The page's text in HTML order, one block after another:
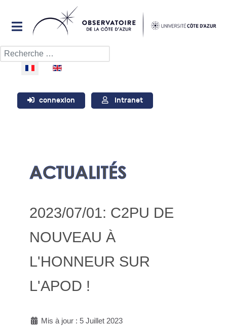
Rechercher
Sélectionnez votre langue
connexion Intranet
ACTUALITÉS
2023/07/01: C2PU DE
NOUVEAU À
L'HONNEUR SUR
L'APOD !
Mis à jour : 5 Juillet 2023